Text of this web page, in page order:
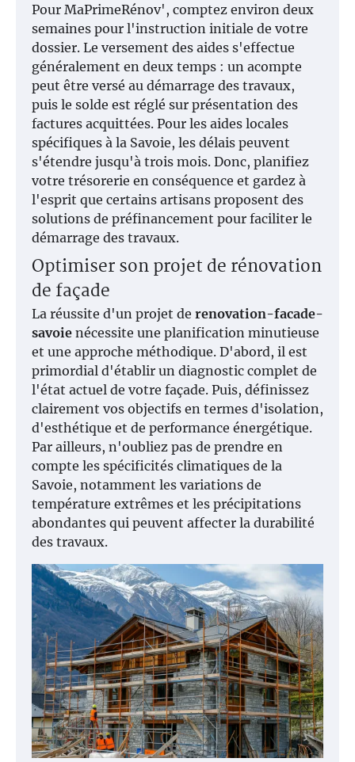
Pour MaPrimeRénov', comptez environ deux
semaines pour l'instruction initiale de votre
dossier. Le versement des aides s'effectue
généralement en deux temps : un acompte
peut être versé au démarrage des travaux,
puis le solde est réglé sur présentation des
factures acquittées. Pour les aides locales
spécifiques à la Savoie, les délais peuvent
s'étendre jusqu'à trois mois. Donc, planifiez
votre trésorerie en conséquence et gardez à
l'esprit que certains artisans proposent des
solutions de préfinancement pour faciliter le
démarrage des travaux.
Optimiser son projet de rénovation
de façade
La réussite d'un projet de renovation-facade-
savoie nécessite une planification minutieuse
et une approche méthodique. D'abord, il est
primordial d'établir un diagnostic complet de
l'état actuel de votre façade. Puis, définissez
clairement vos objectifs en termes d'isolation,
d'esthétique et de performance énergétique.
Par ailleurs, n'oubliez pas de prendre en
compte les spécificités climatiques de la
Savoie, notamment les variations de
température extrêmes et les précipitations
abondantes qui peuvent affecter la durabilité
des travaux.